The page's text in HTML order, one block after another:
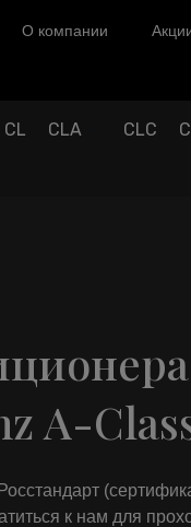
О компании
CL CLA CLC
A-
к нам для